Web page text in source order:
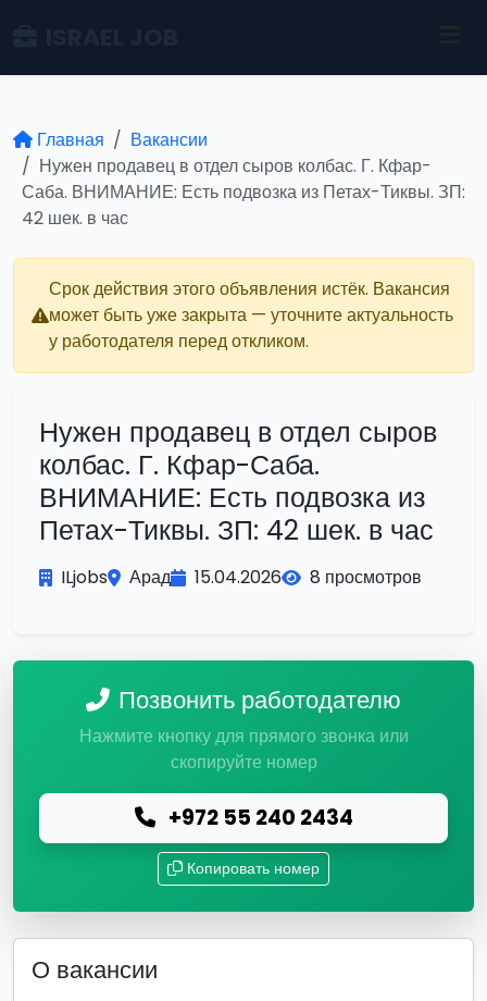
Главная
Вакансии
Нужен продавец в отдел сыров колбас. Г. Кфар-
Саба. ВНИМАНИЕ: Есть подвозка из Петах-Тиквы. ЗП:
42 шек. в час
Срок действия этого объявления истёк. Вакансия
может быть уже закрыта — уточните актуальность
у работодателя перед откликом.
Нужен продавец в отдел сыров
колбас. Г. Кфар-Саба.
ВНИМАНИЕ: Есть подвозка из
Петах-Тиквы. ЗП: 42 шек. в час
ILjobs Арад 15.04.2026 8 просмотров
Позвонить работодателю
Нажмите кнопку для прямого звонка или
скопируйте номер
+972 55 240 2434
Копировать номер
О вакансии